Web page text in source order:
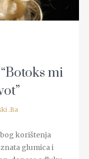
mi
.Ba
korištenja
glumica i